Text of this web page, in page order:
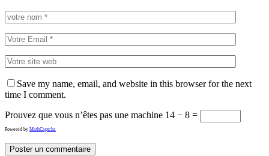
Save my name, email, and website in this browser for the next
time I comment.
Prouvez que vous n’êtes pas une machine 14 − 8 =
Powered by MathCaptcha